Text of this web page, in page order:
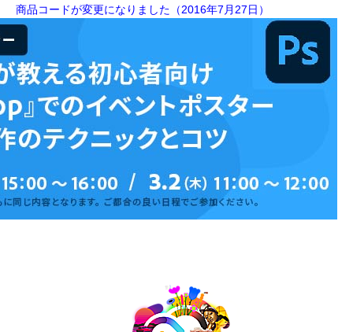
商品コードが変更になりました（2016年7月27日）